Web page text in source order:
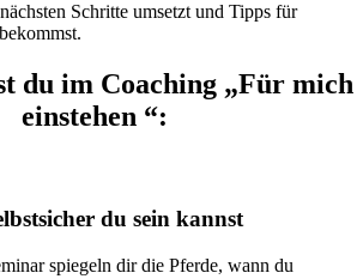
Schritte umsetzt und Tipps für
du im Coaching „Für mich
einstehen “:
du sein kannst
spiegeln dir die Pferde, wann du